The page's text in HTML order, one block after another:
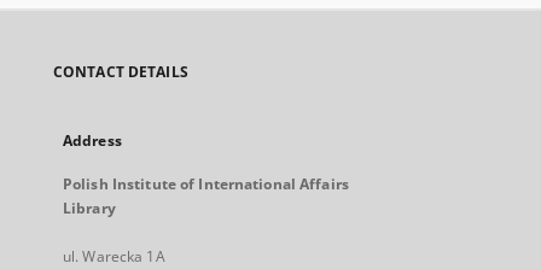
CONTACT DETAILS
Address
Polish Institute of International Affairs
Library
ul. Warecka 1A